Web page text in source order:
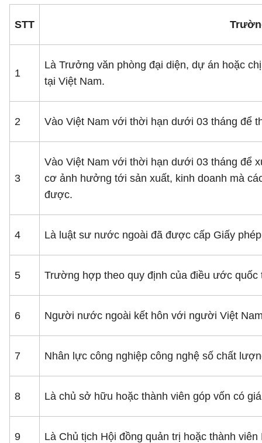
STT
1
Là Trưởng văn phòng đại diện, dự án hoặc
tại Việt Nam.
2 Vào Việt Nam với thời hạn dưới 03 tháng để
3
Vào Việt Nam với thời hạn dưới 03 tháng để
cơ ảnh hưởng tới sản xuất, kinh doanh mà
được.
4 Là luật sư nước ngoài đã được cấp Giấy
5 Trường hợp theo quy định của điều ước
6 Người nước ngoài kết hôn với người Việt
7 Nhân lực công nghiệp công nghệ số chất
8 Là chủ sở hữu hoặc thành viên góp vốn có
9 Là Chủ tịch Hội đồng quản trị hoặc thành